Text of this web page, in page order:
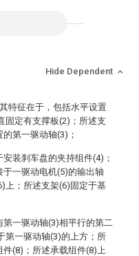
Hide Dependent
特征在于，包括水平设置
固定有支撑板(2)；所述支
第一驱动轴(3)；
装刹车盘的夹持组件(4)；
一驱动电机(5)的输出轴
上；所述支架(6)固定于基
一驱动轴(3)相平行的第二
第一驱动轴(3)的上方；所
(8)；所述承载组件(8)上